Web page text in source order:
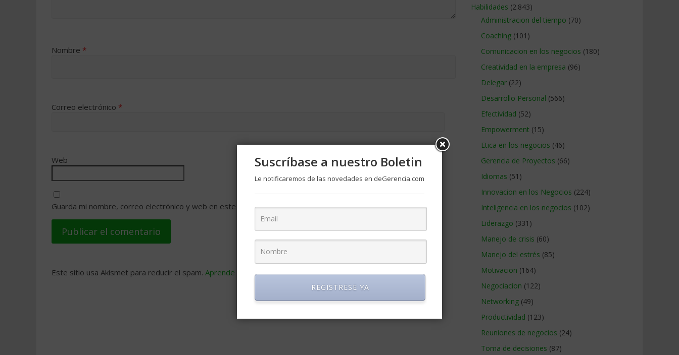
Nombre *
Correo electrónico *
Web
Guarda mi nombre, correo electrónico y web en este navegador para la próxima vez que comente.
Este sitio usa Akismet para reducir el spam. Aprende cómo se procesan los datos de tus comentarios.
Habilidades (2.843)
Administracion del tiempo (70)
Coaching (101)
Comunicacion en los negocios (180)
Creatividad en la empresa (96)
Delegar (22)
Desarrollo Personal (566)
Efectividad (52)
Empowerment (15)
Etica en los negocios (46)
Gerencia de Proyectos (66)
Idiomas (51)
Innovacion en los Negocios (224)
Inteligencia en los negocios (102)
Liderazgo (331)
Manejo de crisis (60)
Manejo del estrés (85)
Motivacion (164)
Negociacion (122)
Networking (49)
Productividad (123)
Reuniones de negocios (24)
Toma de decisiones (87)
Suscríbase a nuestro Boletin
Le notificaremos de las novedades en deGerencia.com
REGISTRESE YA